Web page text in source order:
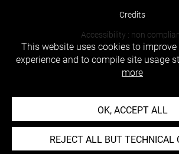
Credits
Accessibility : non
This website uses cookies to
experience and to compile site usage
more
OK, ACCEPT ALL
REJECT ALL BUT TECHNICAL